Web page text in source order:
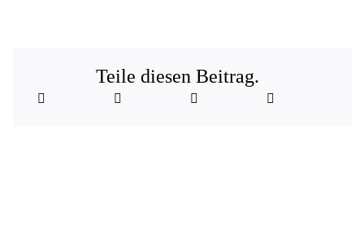
Teile diesen Beitrag.